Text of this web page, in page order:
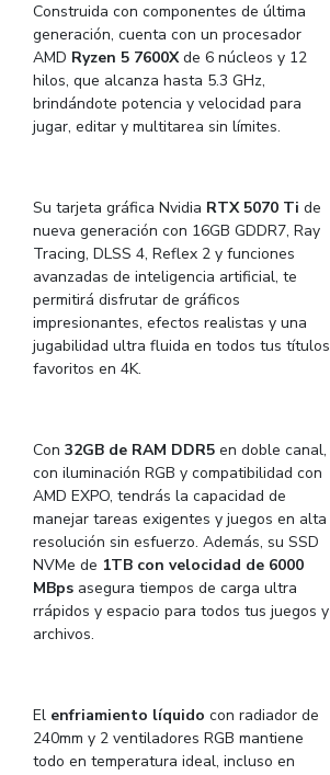
Construida con componentes de última
generación, cuenta con un procesador
AMD Ryzen 5 7600Xde 6 núcleos y 12
hilos, que alcanza hasta 5.3 GHz,
brindándote potencia y velocidad para
jugar, editar y multitarea sin límites.
Su tarjeta gráfica Nvidia RTX 5070 Ti de
nueva generación con 16GB GDDR7, Ray
Tracing, DLSS 4, Reflex 2 y funciones
avanzadas de inteligencia artificial, te
permitirá disfrutar de gráficos
impresionantes, efectos realistas y una
jugabilidad ultra fluida en todos tus títulos
favoritos en 4K.
Con 32GB de RAM DDR5 en doble canal,
con iluminación RGB y compatibilidad con
AMD EXPO, tendrás la capacidad de
manejar tareas exigentes y juegos en alta
resolución sin esfuerzo. Además, su SSD
NVMe de 1TB con velocidad de 6000
MBps asegura tiempos de carga ultra
rrápidos y espacio para todos tus juegos y
archivos.
El enfriamiento líquido con radiador de
240mm y 2 ventiladores RGB mantiene
todo en temperatura ideal, incluso en